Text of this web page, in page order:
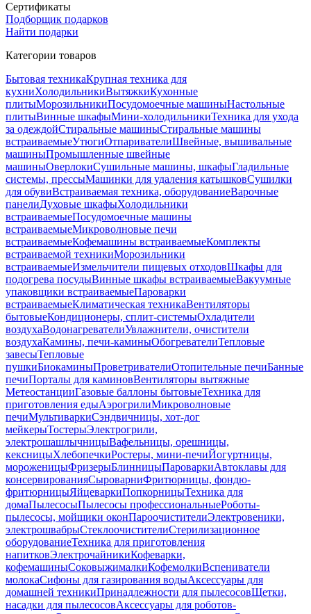
Сертификаты
Подборщик подарков
Найти подарки
Категории товаров
Бытовая техникаКрупная техника для
кухниХолодильникиВытяжкиКухонные
плитыМорозильникиПосудомоечные машиныНастольные
плитыВинные шкафыМини-холодильникиТехника для ухода
за одеждойСтиральные машиныСтиральные машины
встраиваемыеУтюгиОтпаривателиШвейные, вышивальные
машиныПромышленные швейные
машиныОверлокиСушильные машины, шкафыГладильные
системы, прессыМашинки для удаления катышковСушилки
для обувиВстраиваемая техника, оборудованиеВарочные
панелиДуховые шкафыХолодильники
встраиваемыеПосудомоечные машины
встраиваемыеМикроволновые печи
встраиваемыеКофемашины встраиваемыеКомплекты
встраиваемой техникиМорозильники
встраиваемыеИзмельчители пищевых отходовШкафы для
подогрева посудыВинные шкафы встраиваемыеВакуумные
упаковщики встраиваемыеПароварки
встраиваемыеКлиматическая техникаВентиляторы
бытовыеКондиционеры, сплит-системыОхладители
воздухаВодонагревателиУвлажнители, очистители
воздухаКамины, печи-каминыОбогревателиТепловые
завесыТепловые
пушкиБиокаминыПроветривателиОтопительные печиБанные
печиПорталы для каминовВентиляторы вытяжные
МетеостанцииГазовые баллоны бытовыеТехника для
приготовления едыАэрогрилиМикроволновые
печиМультиваркиСэндвичницы, хот-дог
мейкерыТостерыЭлектрогрили,
электрошашлычницыВафельницы, орешницы,
кексницыХлебопечкиРостеры, мини-печиЙогуртницы,
мороженицыФризерыБлинницыПароваркиАвтоклавы для
консервированияСыроварниФритюрницы, фондю-
фритюрницыЯйцеваркиПопкорницыТехника для
домаПылесосыПылесосы профессиональныеРоботы-
пылесосы, мойщики оконПароочистителиЭлектровеники,
электрошвабрыСтеклоочистителиСтерилизационное
оборудованиеТехника для приготовления
напитковЭлектрочайникиКофеварки,
кофемашиныСоковыжималкиКофемолкиВспениватели
молокаСифоны для газирования водыАксессуары для
домашней техникиПринадлежности для пылесосовЩетки,
насадки для пылесосовАксессуары для роботов-